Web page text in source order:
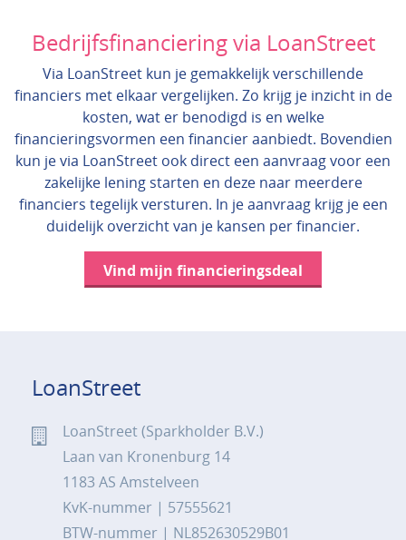
Bedrijfsfinanciering via LoanStreet
Via LoanStreet kun je gemakkelijk verschillende
financiers met elkaar vergelijken. Zo krijg je inzicht in de
kosten, wat er benodigd is en welke
financieringsvormen een financier aanbiedt. Bovendien
kun je via LoanStreet ook direct een aanvraag voor een
zakelijke lening starten en deze naar meerdere
financiers tegelijk versturen. In je aanvraag krijg je een
duidelijk overzicht van je kansen per financier.
Vind mijn financieringsdeal
LoanStreet
LoanStreet (Sparkholder B.V.)
Laan van Kronenburg 14
1183 AS Amstelveen
KvK-nummer | 57555621
BTW-nummer | NL852630529B01